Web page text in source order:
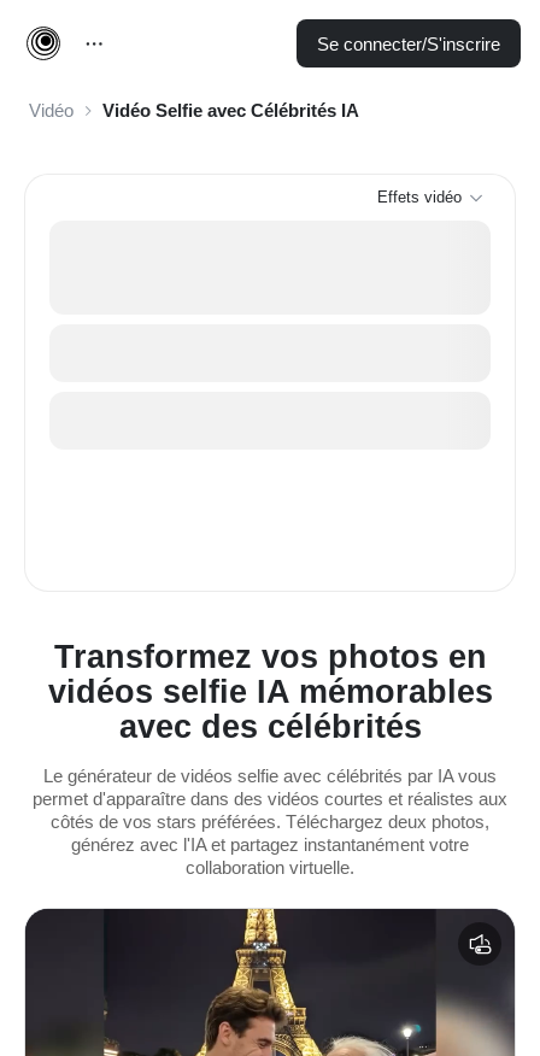
Se connecter/S'inscrire
Vidéo Vidéo Selfie avec Célébrités IA
Transformez vos photos en
vidéos selfie IA mémorables
avec des célébrités
Le générateur de vidéos selfie avec célébrités par IA vous
permet d'apparaître dans des vidéos courtes et réalistes aux
côtés de vos stars préférées. Téléchargez deux photos,
générez avec l'IA et partagez instantanément votre
collaboration virtuelle.
Effets vidéo